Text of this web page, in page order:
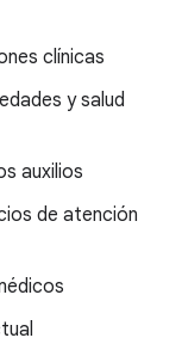
clínicas
y salud
auxilios
de atención